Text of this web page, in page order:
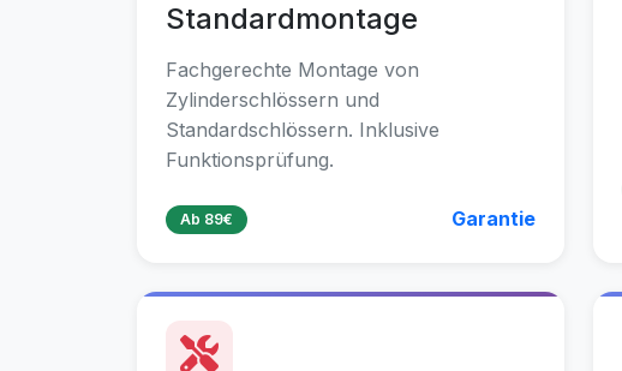
Standardmontage
Fachgerechte Montage von
Zylinderschlössern und
Standardschlössern. Inklusive
Funktionsprüfung.
Ab 89€ Garantie